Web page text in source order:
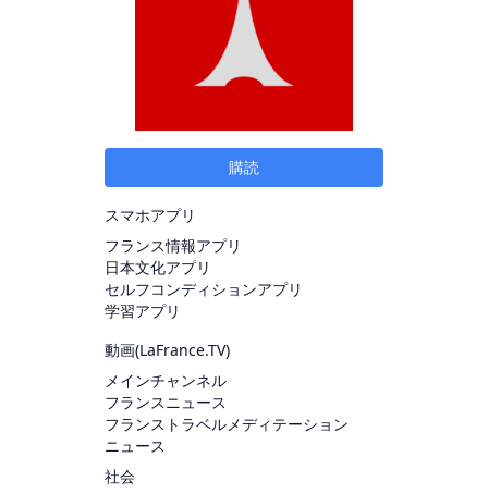
購読
スマホアプリ
フランス情報アプリ
日本文化アプリ
セルフコンディションアプリ
学習アプリ
動画(LaFrance.TV)
メインチャンネル
フランスニュース
フランストラベルメディテーション
ニュース
社会